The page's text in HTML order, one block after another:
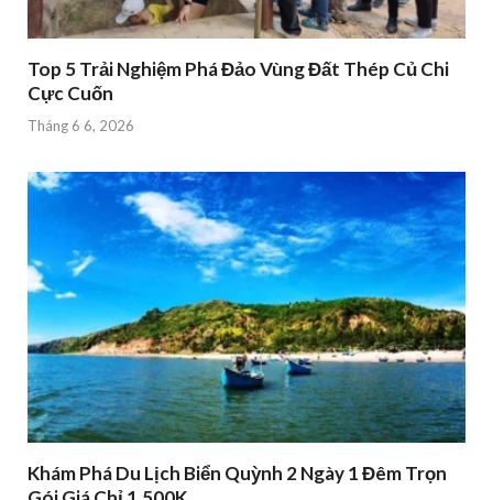
Top 5 Trải Nghiệm Phá Đảo Vùng Đất Thép Củ Chi
Cực Cuốn
Tháng 6 6, 2026
Khám Phá Du Lịch Biển Quỳnh 2 Ngày 1 Đêm Trọn